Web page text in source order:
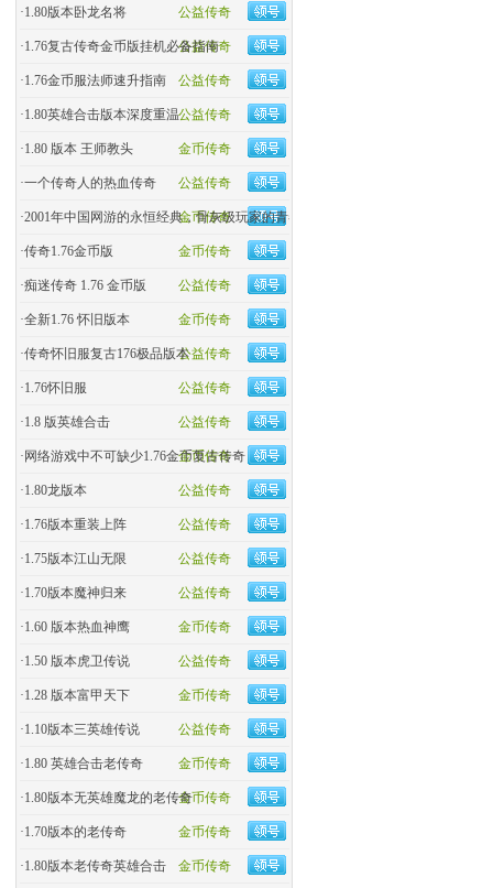
公益传奇
·1.80版本卧龙名将
公益传奇
·1.76复古传奇金币版挂机必备指南
公益传奇
·1.76金币服法师速升指南
公益传奇
·1.80英雄合击版本深度重温
金币传奇
·1.80 版本 王师教头
公益传奇
·一个传奇人的热血传奇
金币传奇
·2001年中国网游的永恒经典，骨灰级玩家的青春回忆杀！
金币传奇
·传奇1.76金币版
公益传奇
·痴迷传奇 1.76 金币版
金币传奇
·全新1.76 怀旧版本
公益传奇
·传奇怀旧服复古176极品版本
公益传奇
·1.76怀旧服
公益传奇
·1.8 版英雄合击
金币传奇
· 网络游戏中不可缺少1.76金币复古传奇
公益传奇
·1.80龙版本
公益传奇
·1.76版本重装上阵
公益传奇
·1.75版本江山无限
公益传奇
·1.70版本魔神归来
金币传奇
·1.60 版本热血神鹰
公益传奇
·1.50 版本虎卫传说
金币传奇
·1.28 版本富甲天下
公益传奇
·1.10版本三英雄传说
金币传奇
·1.80 英雄合击老传奇
金币传奇
·1.80版本无英雄魔龙的老传奇
金币传奇
·1.70版本的老传奇
金币传奇
·1.80版本老传奇英雄合击